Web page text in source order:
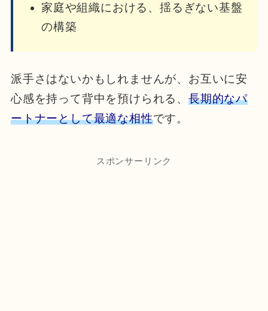
家庭や組織における、揺るぎない基盤
の構築
派手さはないかもしれませんが、お互いに安
心感を持って背中を預けられる、長期的なパ
ートナーとして最適な相性です。
スポンサーリンク